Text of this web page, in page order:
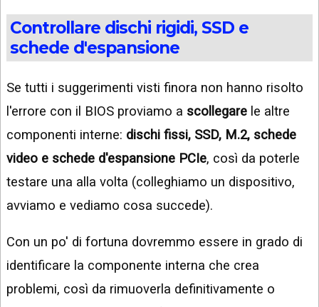
Controllare dischi rigidi, SSD e
schede d'espansione
Se tutti i suggerimenti visti finora non hanno risolto
l'errore con il BIOS proviamo a scollegare le altre
componenti interne: dischi fissi, SSD, M.2, schede
video e schede d'espansione PCIe, così da poterle
testare una alla volta (colleghiamo un dispositivo,
avviamo e vediamo cosa succede).
Con un po' di fortuna dovremmo essere in grado di
identificare la componente interna che crea
problemi, così da rimuoverla definitivamente o